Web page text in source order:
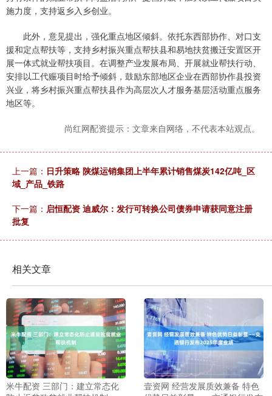
施力度，支持返乡入乡创业。
此外，意见提出，强化重点地区倾斜。依托东西部协作、对口支
援和定点帮扶等，支持乡村振兴重点帮扶县和易地扶贫搬迁安置区开
展一体式就业帮扶项目。在调整产业发展布局、开展就业帮扶行动、
安排以工代赈项目时给予倾斜，鼓励东部地区企业在西部协作县投资
兴业，将乡村振兴重点帮扶县作为高层次人才服务基层活动重点服务
地区等。
尚红网配资提示：文章来自网络，不代表本站观点。
上一篇： 日升策略 陕煤运销集团上半年累计销售煤炭142亿吨_区
域_产品_铁路
下一篇： 启恒配资 迪威尔：发行可转换公司债券申请获同意注册
批复
相关文章
米牛配资 三部门：建立常态化
壹资网 经营发展质效兼备 特色